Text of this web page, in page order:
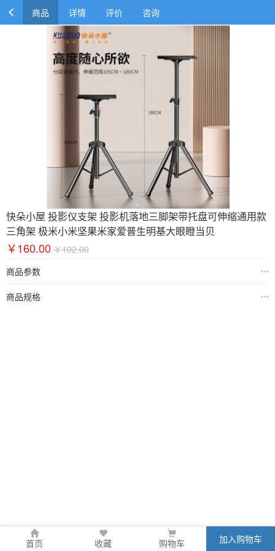
商品 详情 评价 咨询
快朵小屋 投影仪支架 投影机落地三脚架带托盘可伸缩通用款
三角架 极米小米坚果米家爱普生明基大眼瞪当贝
￥160.00 ￥192.00
商品参数
商品规格
首页 收藏 购物车 加入购物车